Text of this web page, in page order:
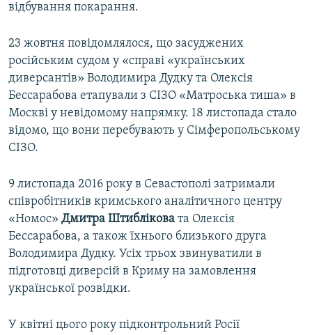
відбування покарання.
23 жовтня повідомлялося, що засуджених
російським судом у «справі «українських
диверсантів» Володимира Дудку та Олексія
Бессарабова етапували з СІЗО «Матроська тиша» в
Москві у невідомому напрямку. 18 листопада стало
відомо, що вони перебувають у Сімферопольському
СІЗО.
9 листопада 2016 року в Севастополі затримали
співробітників кримського аналітичного центру
«Номос» Дмитра Штиблікова та Олексія
Бессарабова, а також їхнього близького друга
Володимира Дудку. Усіх трьох звинуватили в
підготовці диверсій в Криму на замовлення
української розвідки.
У квітні цього року підконтрольний Росії